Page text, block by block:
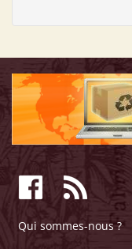
Qui sommes-nous ?